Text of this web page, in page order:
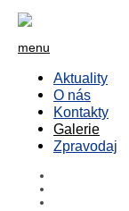
menu
Aktuality
O nás
Kontakty
Galerie
Zpravodaj